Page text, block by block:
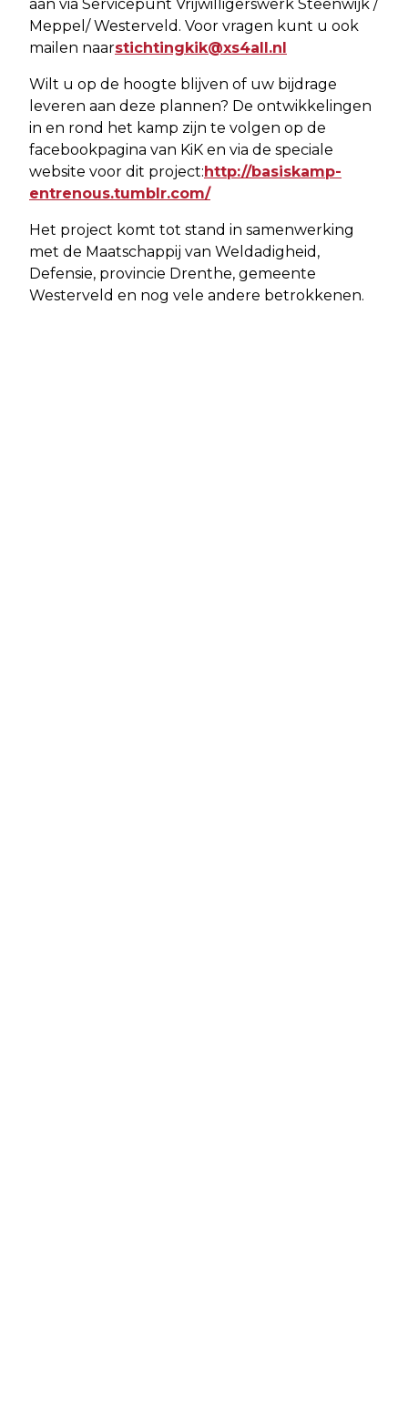
aan via Servicepunt Vrijwilligerswerk Steenwijk /
Meppel/ Westerveld. Voor vragen kunt u ook
mailen naarstichtingkik@xs4all.nl
Wilt u op de hoogte blijven of uw bijdrage
leveren aan deze plannen? De ontwikkelingen
in en rond het kamp zijn te volgen op de
facebookpagina van KiK en via de speciale
website voor dit project:http://basiskamp-
entrenous.tumblr.com/
Het project komt tot stand in samenwerking
met de Maatschappij van Weldadigheid,
Defensie, provincie Drenthe, gemeente
Westerveld en nog vele andere betrokkenen.